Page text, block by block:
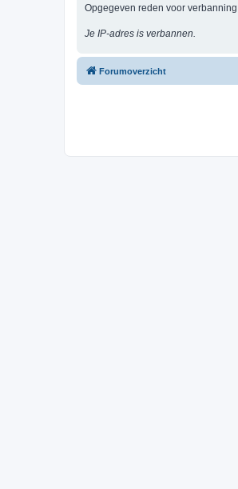
Opgegeven reden voor
Je IP-adres is verbannen.
Forumoverzicht